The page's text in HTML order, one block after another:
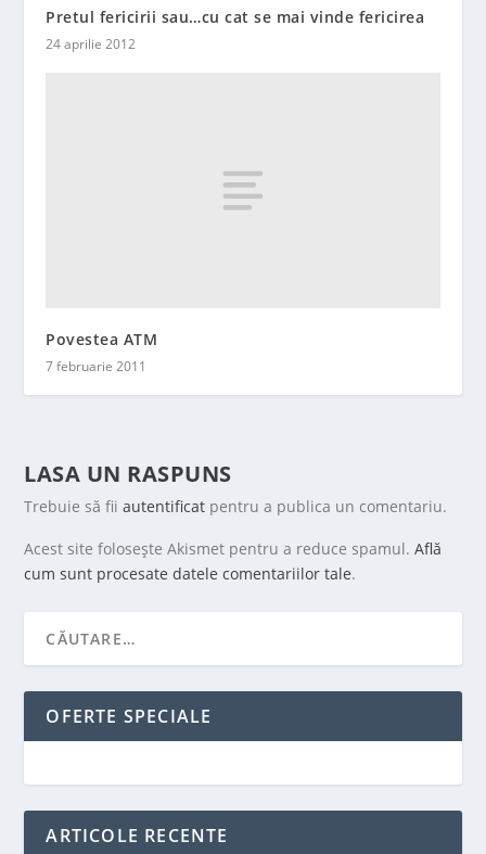
Pretul fericirii sau…cu cat se mai vinde fericirea
24 aprilie 2012
Povestea ATM
7 februarie 2011
LASA UN RASPUNS
Trebuie să fiiautentificat pentru a publica un comentariu.
Acest site folosește Akismet pentru a reduce spamul.Află
cum sunt procesate datele comentariilor tale.
OFERTE SPECIALE
ARTICOLE RECENTE